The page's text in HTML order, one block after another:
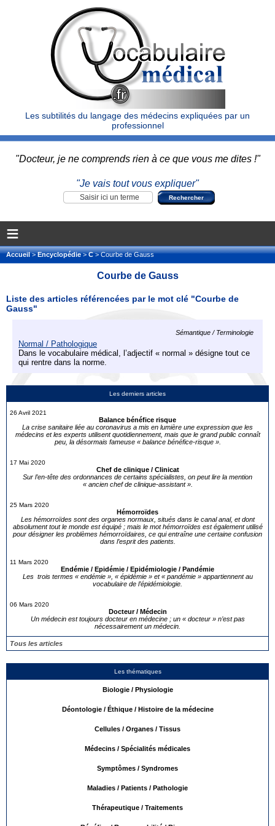
Les subtilités du langage des médecins expliquées par un
professionnel
"Docteur, je ne comprends rien à ce que vous me dites !"
"Je vais tout vous expliquer"
≡
Accueil>Encyclopédie>C> Courbe de Gauss
Les derniers articles
26 Avril 2021
Balance bénéfice risque
La crise sanitaire liée au coronavirus a mis en lumière une expression que les
médecins et les experts utilisent quotidiennement, mais que le grand public connaît
peu, la désormais fameuse « balance bénéfice-risque ».
17 Mai 2020
Chef de clinique / Clinicat
Sur l’en-tête des ordonnances de certains spécialistes, on peut lire la mention
« ancien chef de clinique-assistant ».
25 Mars 2020
Hémorroïdes
Les hémorroïdes sont des organes normaux, situés dans le canal anal, et dont
absolument tout le monde est équipé ; mais le mot hémorroïdes est également utilisé
pour désigner les problèmes hémorroïdaires, ce qui entraîne une certaine confusion
dans l’esprit des patients.
11 Mars 2020
Endémie / Epidémie / Epidémiologie / Pandémie
Les trois termes « endémie », « épidémie » et « pandémie » appartiennent au
vocabulaire de l’épidémiologie.
06 Mars 2020
Docteur / Médecin
Un médecin est toujours docteur en médecine ; un « docteur » n’est pas
nécessairement un médecin.
Tous les articles
Les thématiques
Biologie / Physiologie
Déontologie / Éthique / Histoire de la médecine
Cellules / Organes / Tissus
Médecins / Spécialités médicales
Symptômes / Syndromes
Maladies / Patients / Pathologie
Thérapeutique / Traitements
Courbe de Gauss
Liste des articles référencées par le mot clé "Courbe de
Gauss"
Sémantique / Terminologie
Normal / Pathologique
Dans le vocabulaire médical, l’adjectif « normal » désigne tout ce
qui rentre dans la norme.